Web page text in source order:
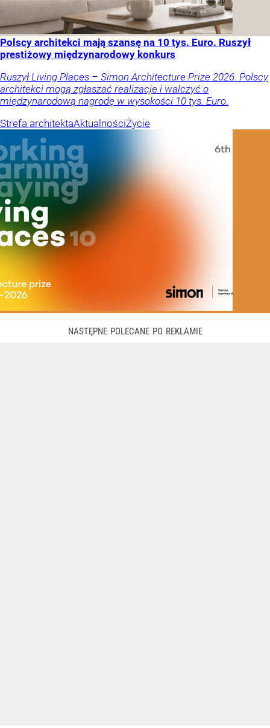
Polscy architekci mają szansę na 10 tys. Euro. Ruszył
prestiżowy międzynarodowy konkurs
Ruszył Living Places – Simon Architecture Prize 2026. Polscy
architekci mogą zgłaszać realizacje i walczyć o
międzynarodową nagrodę w wysokości 10 tys. Euro.
Strefa architektaAktualnościŻycie